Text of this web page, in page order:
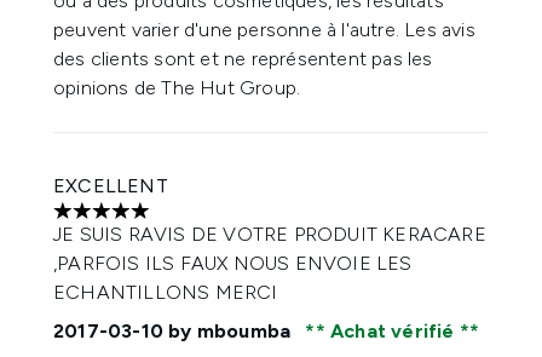
peuvent varier d'une personne à l'autre. Les avis
des clients sont et ne représentent pas les
opinions de The Hut Group.
EXCELLENT
5 étoiles sur un maximum de 5
JE SUIS RAVIS DE VOTRE PRODUIT KERACARE
,PARFOIS ILS FAUX NOUS ENVOIE LES
ECHANTILLONS MERCI
2017-03-10 by mboumba
Achat vérifié